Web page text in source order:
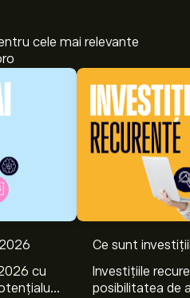
cele mai relevante
cu
Ce sunt
Investițiile
posibilitatea de